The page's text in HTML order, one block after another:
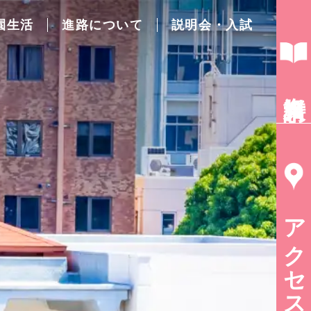
生活 進路について 説明会・入試
アクセス